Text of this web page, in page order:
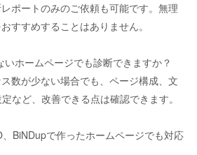
ポートのみのご依頼も可能です。無理
すすめすることはありません。
ホームページでも診断できますか？
数が少ない場合でも、ページ構成、文
など、改善できる点は確認できます。
BiNDupで作ったホームページでも対応